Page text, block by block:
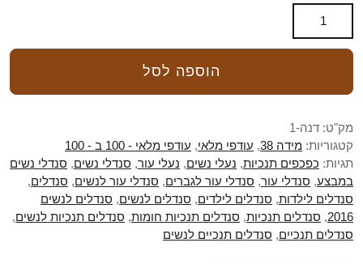
הוספה לסל
מק"ט: דנה-1
קטגוריות: מידה 38 , עודפי מלאי, עודפי מלאי - 100 ב - 100
תגיות: כפכפים תנכיות, נעלי נשים, נעלי עור, סנדלי נשים, סנדלי נשים
במבצע, סנדלי עור, סנדלי עור לגברים, סנדלי עור לנשים, סנדלים,
סנדלים לילדות, סנדלים לילדים, סנדלים לנשים, סנדלים לנשים
2016
, סנדלים תנכיות, סנדלים תנכיות חומות, סנדלים תנכיות לנשים,
סנדלים תנכיים, סנדלים תנכיים לנשים